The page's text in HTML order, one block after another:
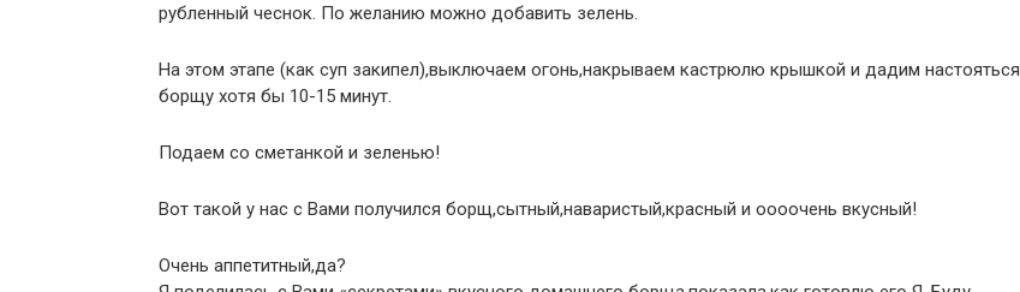
рубленный чеснок. По желанию можно добавить зелень.
На этом этапе (как суп закипел),выключаем огонь,накрываем кастрюлю крышкой и дадим настояться
борщу хотя бы 10-15 минут.
Подаем со сметанкой и зеленью!
Вот такой у нас с Вами получился борщ,сытный,наваристый,красный и оооочень вкусный!
Очень аппетитный,да?